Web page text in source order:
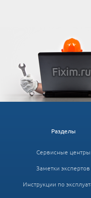
Разделы
Сервисные центры
Заметки экспертов
Инструкции по